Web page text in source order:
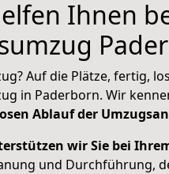
Ihnen
Auf die Plätze, fertig,
in Paderborn. Wir
Ablauf der
wir Sie bei
und Durchführung,